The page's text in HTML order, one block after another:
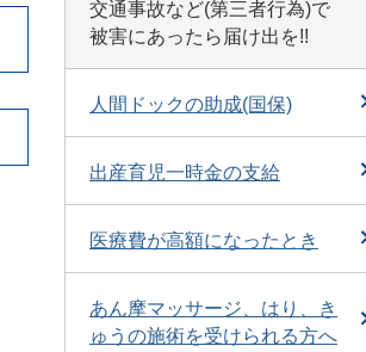
交通事故など(第三者行為)で
被害にあったら届け出を!!
人間ドックの助成(国保)
出産育児一時金の支給
医療費が高額になったとき
あん摩マッサージ、はり、き
ゅうの施術を受けられる方へ